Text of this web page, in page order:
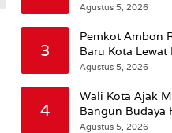
Hidup
Susun RDTR
Agustus 5, 2026
3
Pemkot Ambon
Baru Kota Lewat
Agustus 5, 2026
4
Wali Kota Ajak
Bangun Budaya
Agustus 5, 2026